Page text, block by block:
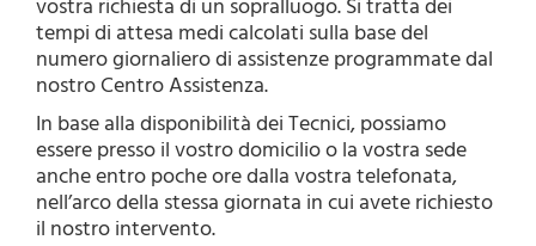
vostra richiesta di un sopralluogo. Si tratta dei
tempi di attesa medi calcolati sulla base del
numero giornaliero di assistenze programmate dal
nostro Centro Assistenza.
In base alla disponibilità dei Tecnici, possiamo
essere presso il vostro domicilio o la vostra sede
anche entro poche ore dalla vostra telefonata,
nell’arco della stessa giornata in cui avete richiesto
il nostro intervento.